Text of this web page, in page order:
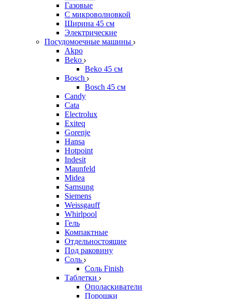
Газовые
С микроволновкой
Ширина 45 см
Электрические
Посудомоечные машины
Akpo
Beko
Beko 45 см
Bosch
Bosch 45 см
Candy
Cata
Electrolux
Exiteq
Gorenje
Hansa
Hotpoint
Indesit
Maunfeld
Midea
Samsung
Siemens
Weissgauff
Whirlpool
Гель
Компактные
Отдельностоящие
Под раковину
Соль
Соль Finish
Таблетки
Ополаскиватели
Порошки